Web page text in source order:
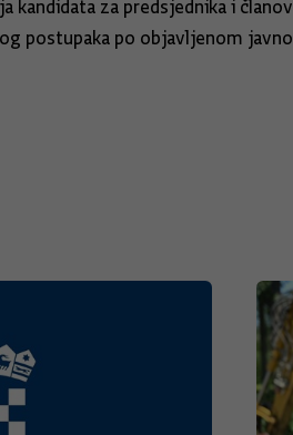
kandidata za predsjednika i
postupaka po objavljenom